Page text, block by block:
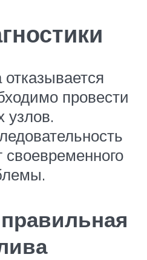
провести
узлов.
своевременного